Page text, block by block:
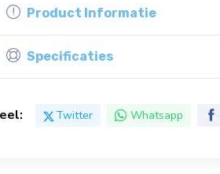
Product Informatie
Specificaties
Deel: Twitter Whatsapp